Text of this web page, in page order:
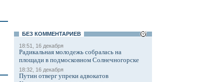
БЕЗ КОМMЕНТАРИЕВ
18:51, 16 декабря
Радикальная молодежь собралась на
площади в подмосковном Солнечногорске
18:32, 16 декабря
Путин отверг упреки адвокатов